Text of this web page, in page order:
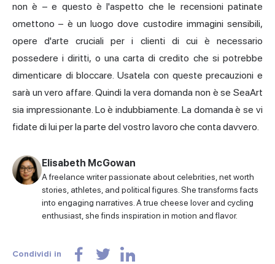
non è – e questo è l'aspetto che le recensioni patinate
omettono – è un luogo dove custodire immagini sensibili,
opere d'arte cruciali per i clienti di cui è necessario
possedere i diritti, o una carta di credito che si potrebbe
dimenticare di bloccare. Usatela con queste precauzioni e
sarà un vero affare. Quindi la vera domanda non è se SeaArt
sia impressionante. Lo è indubbiamente. La domanda è se vi
fidate di lui per la parte del vostro lavoro che conta davvero.
Elisabeth McGowan
A freelance writer passionate about celebrities, net worth
stories, athletes, and political figures. She transforms facts
into engaging narratives. A true cheese lover and cycling
enthusiast, she finds inspiration in motion and flavor.
Condividi in